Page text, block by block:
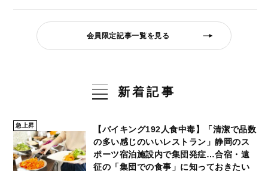
会員限定記事一覧を見る
新着記事
急上昇
【バイキング192人食中毒】「清潔で品数
の多い感じのいいレストラン」静岡のス
ポーツ宿泊施設内で集団発症…合宿・遠
征の「集団での食事」に知っておきたい